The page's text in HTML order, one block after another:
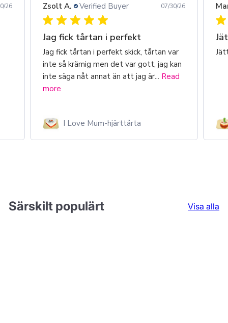
26 Zsolt A. Verified Buyer 07/30/26
Jag fick tårtan i perfekt
Jag fick tårtan i perfekt skick, tårtan var
inte så krämig men det var gott, jag kan
inte säga nåt annat än att jag är... Read
more
I Love Mum-hjärttårta
Särskilt populärt Visa alla